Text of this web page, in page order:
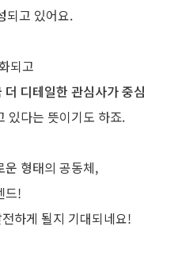
되고 있어요.
되고
더 디테일한 관심사가 중심
있다는 뜻이기도 하죠.
운 형태의 공동체,
드!
하게 될지 기대되네요!